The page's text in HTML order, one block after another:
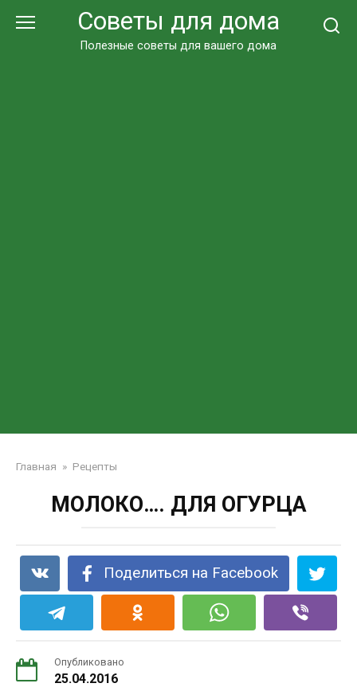
Советы для дома
Полезные советы для вашего дома
Главная » Рецепты
МОЛОКО…. ДЛЯ ОГУРЦА
Поделиться на Facebook
Опубликовано
25.04.2016